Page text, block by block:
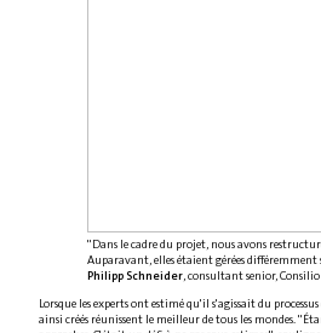
"Dans le cadre du projet, nous avons
Auparavant, elles étaient gérées différemment
Philipp Schneider, consultant senior, Consilio
Lorsque les experts ont estimé qu'il s'agissait du
ainsi créés réunissent le meilleur de tous les mondes.